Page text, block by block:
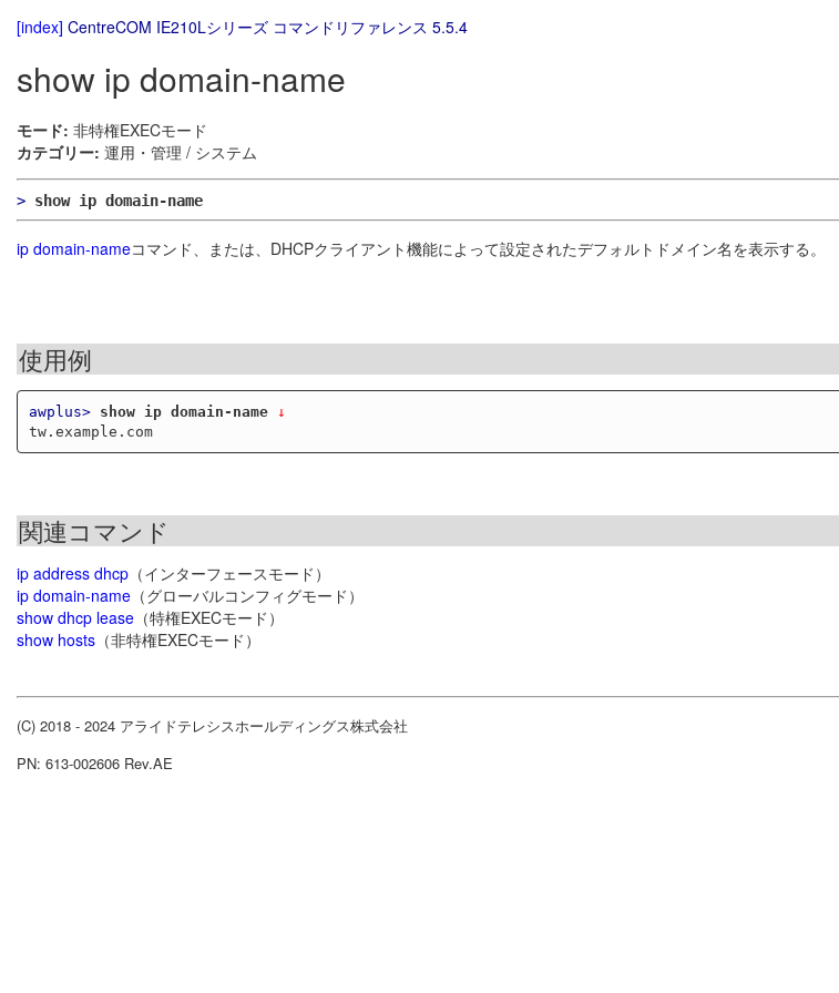
[index] CentreCOM IE210Lシリーズ コマンドリファレンス 5.5.4
show ip domain-name
モード: 非特権EXECモード
カテゴリー: 運用・管理 / システム
> show ip domain-name
ip domain-nameコマンド、または、DHCPクライアント機能によって設定されたデフォルトドメイン名を表示する。
使用例
awplus> show ip domain-name ↓
tw.example.com
関連コマンド
ip address dhcp （インターフェースモード）
ip domain-name （グローバルコンフィグモード）
show dhcp lease （特権EXECモード）
show hosts （非特権EXECモード）
(C) 2018 - 2024 アライドテレシスホールディングス株式会社
PN: 613-002606 Rev.AE